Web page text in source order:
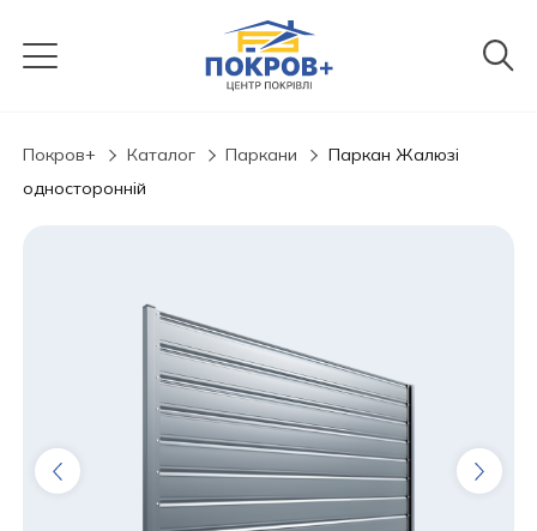
Покров+ Каталог Паркани
Паркан Жалюзі
односторонній